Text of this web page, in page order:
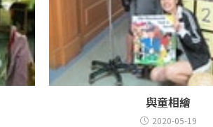
與童相繪
2020-05-19